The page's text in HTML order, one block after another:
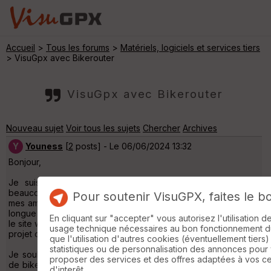
Accueil > Tous les forums > Matériels, logiciels et services tiers
> VisuGpx avec Bikerouter
VisuGpx avec Bikerouter
Nouveau sujet Voir tous les sujets Chercher Archives
Y
Youness [2 posts] - Le 06/06/2024 13:32
Bonjour,
Je suis un utilisateur régulier de votre site et j'apprécie
beaucoup la possibilité de partager mes parcours GPX avec
mes amis via Strava. Pour mes sorties à vélo et mes voyages
longue distance, j'utilise souvent MapOut.app* combiné avec
le site web bikerouter.de* (profile FFMbyBicycle*), basé sur le
projet open source brouter.de*.
Je souhaiterais proposer la création d'une version française
de bikerouter.de, ce qui offrirait de nombreux avantages. Une
Pour soutenir VisuGPX, faites le
En cliquant sur "accepter" vous autorisez l'utilisation
usage technique nécessaires au bon fonctionnement
que l'utilisation d'autres cookies (éventuellement
statistiques ou de personnalisation des annonces pour
proposer des services et des offres adaptées à vos